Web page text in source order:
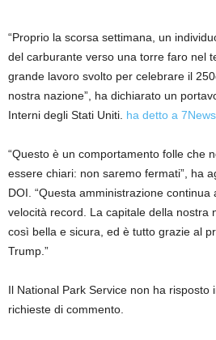
“Proprio la scorsa settimana, un
del carburante verso una torre faro nel
grande lavoro svolto per celebrare il
nostra nazione”, ha dichiarato un
Interni degli Stati Uniti. ha detto a 7News
“Questo è un comportamento folle che
essere chiari: non saremo fermati”, ha
DOI. “Questa amministrazione continua
velocità record. La capitale della nostra
così bella e sicura, ed è tutto grazie al
Trump.”
Il National Park Service non ha risposto
richieste di commento.